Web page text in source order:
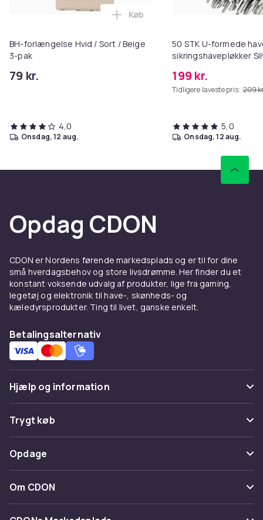
BH-forlængelse Hvid / Sort / Beige
3-pak
79 kr.
Læg BH-forlængelse Hvid / Sort
Køb
4,0
onsdag, 12 aug.
50 STK U-formede
sikringshavepløkker
199 kr.
Tidligere laveste pris: 209
5,0
onsdag, 12 aug.
Opdag CDON
CDON er Nordens førende markedsplads og er til for dine
små hverdagsbehov og store livsdrømme. Her finder du et
konstant voksende udvalg af produkter, lige fra gaming,
legetøj og elektronik til have-, skønheds- og
kæledyrsprodukter. Ting til livet, ganske enkelt.
Betalingsalternativ
Hjælp og information
Ofte stillede spørgsmål
Spor pakke
Fortryd & returner her
Kontakt os
Trygt køb
Betaling
Levering
Opdage
Kategorier
Maerke
Om CDON
Om os